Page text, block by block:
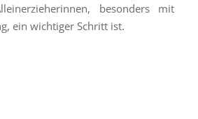
besonders mit
ein wichtiger Schritt ist.